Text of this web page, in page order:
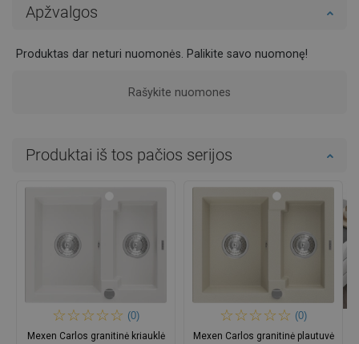
Apžvalgos
Produktas dar neturi nuomonės. Palikite savo nuomonę!
Rašykite nuomones
Produktai iš tos pačios serijos
(0)
Mexen Carlos granitinė kriauklė
(0)
Mexen Carlos granitinė plautuvė